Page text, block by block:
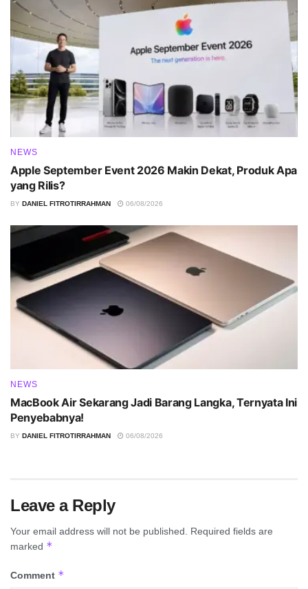
NEWS
Apple September Event 2026 Makin Dekat, Produk Apa
yang Rilis?
BY DANIEL FITROTIRRAHMAN 06/08/2026
NEWS
MacBook Air Sekarang Jadi Barang Langka, Ternyata Ini
Penyebabnya!
BY DANIEL FITROTIRRAHMAN 06/08/2026
Leave a Reply
Your email address will not be published.
Required fields are
marked *
Comment *